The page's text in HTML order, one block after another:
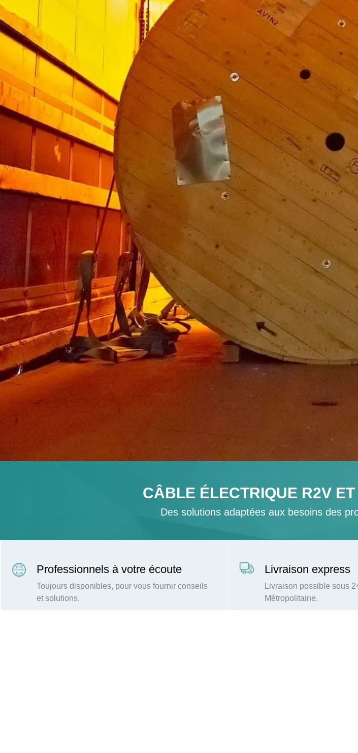
CÂBLE ÉLECTRIQUE R2V
Des solutions adaptées aux besoins des
Professionnels à votre écoute
Toujours disponibles, pour vous fournir conseils
et solutions.
Livraison express
Livraison possible sous
Métropolitaine.